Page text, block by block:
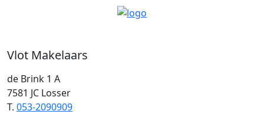
Vlot Makelaars
de Brink 1 A
7581 JC Losser
T. 053-2090909